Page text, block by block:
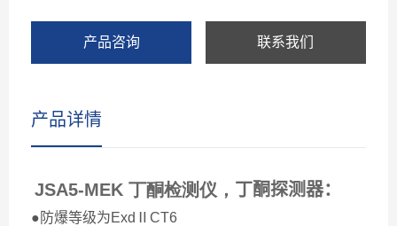
产品咨询 联系我们
产品详情
JSA5-MEK 丁酮检测仪， 丁酮探测器：
●防爆等级为Exd
CT6